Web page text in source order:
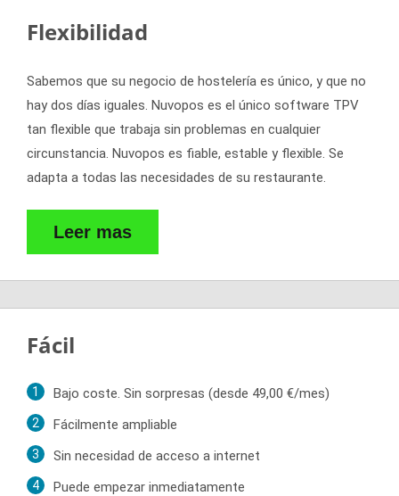
Flexibilidad
Sabemos que su negocio de hostelería es único, y que no
hay dos días iguales. Nuvopos es el único software TPV
tan flexible que trabaja sin problemas en cualquier
circunstancia. Nuvopos es fiable, estable y flexible. Se
adapta a todas las necesidades de su restaurante.
Leer mas
Fácil
Bajo coste. Sin sorpresas (desde 49,00 €/mes)
Fácilmente ampliable
Sin necesidad de acceso a internet
Puede empezar inmediatamente